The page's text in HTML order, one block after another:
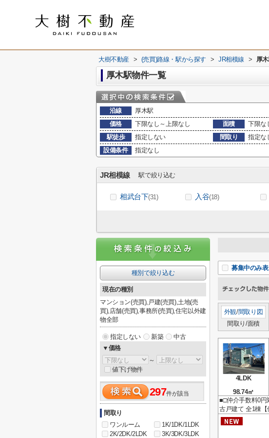
大樹不動産 > (売買)路線・駅から探す > JR相模線 > 厚
厚木駅物件一覧
沿線
厚木駅
価格
下限なし～上限なし 面積 下限な
駅徒歩
指定しない 間取り
指定な
設備条件
指定なし
JR相模線 駅で絞り込む
相武台下(31) 入谷(18)
募集中のみ
外観/間取り図
間取り/面積
4LDK
98.74㎡
■□仲介手数料0
古戸建て 全1棟
種別で絞り込む
現在の種別
マンション(売買),戸建(売買),土地(売
買),店舗(売買),事務所(売買),住宅以外建
物全部
指定しない 新築
中古
▼価格
～
値下げ物件
297件が該当
間取り
ワンルーム
1K/1DK/1LDK
2K/2DK/2LDK
3K/3DK/3LDK